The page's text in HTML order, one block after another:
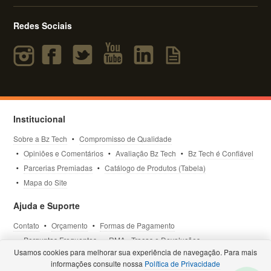
Redes Sociais
Institucional
Sobre a Bz Tech
Compromisso de Qualidade
Opiniões e Comentários
Avaliação Bz Tech
Bz Tech é Confiável
Parcerias Premiadas
Catálogo de Produtos (Tabela)
Mapa do Site
Ajuda e Suporte
Contato Orçamento
Formas de Pagamento
Perguntas Frequentes
RMA - Trocas e Devoluções
Política de Privacidade
Termos de Uso Site Seguro
Usamos cookies para melhorar sua experiência de navegação. Para mais
informações consulte nossa Política de Privacidade